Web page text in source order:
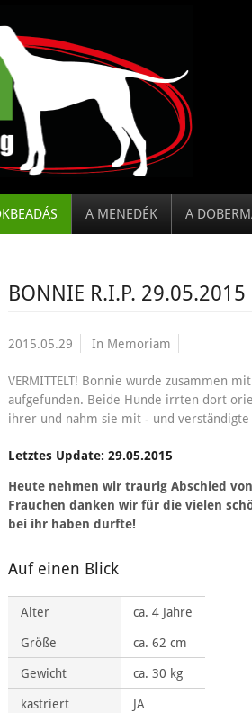
A MENEDÉK A
BONNIE R.I.P. 29.05.2015
2015.05.29 In Memoriam
VERMITTELT! Bonnie wurde zusammen
aufgefunden. Beide Hunde irrten dort
ihrer und nahm sie mit - und verständigte
Letztes Update: 29.05.2015
Heute nehmen wir traurig Abschied
Frauchen danken wir für die vielen
bei ihr haben durfte!
Auf einen Blick
Alter
ca. 4 Jahre
Größe
ca. 62 cm
Gewicht
ca. 30 kg
kastriert
JA